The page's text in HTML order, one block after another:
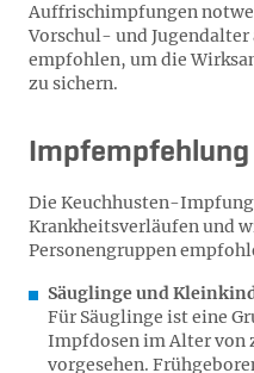
Auffrischimpfungen
Vorschul- und Jugendalter
empfohlen, um die
zu sichern.
Impfempfehlung
Die Keuchhusten-
Krankheitsverläufen und
Personengruppen
Säuglinge und
Für Säuglinge ist eine
Impfdosen im Alter von
vorgesehen.